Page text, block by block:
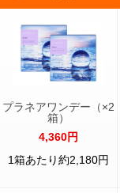
プラネアワンデー（×2
箱）
4,360円
1箱あたり約2,180円